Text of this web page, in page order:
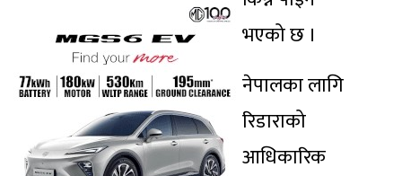
भएको छ ।
नेपालका लागि
रिडाराको
आधिकारिक